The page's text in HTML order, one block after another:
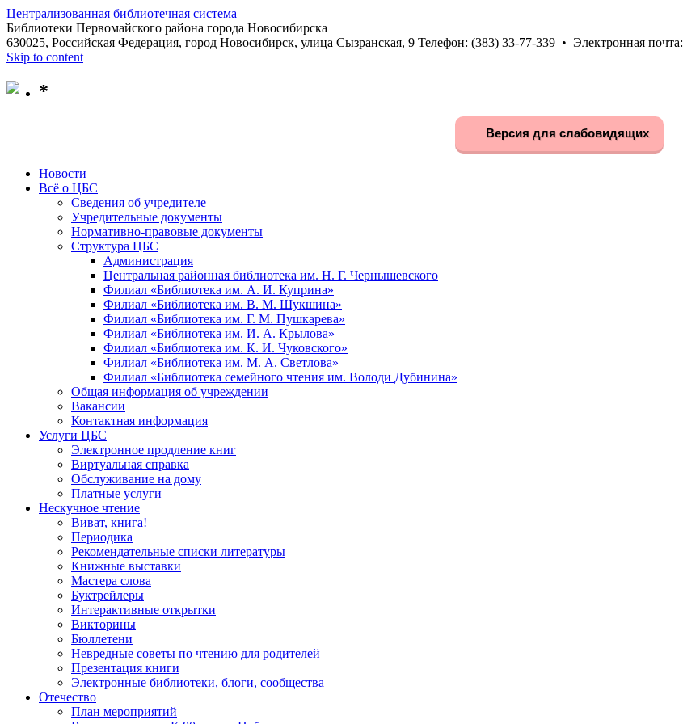
Централизованная библиотечная система
Библиотеки Первомайского района города Новосибирска
630025, Российская Федерация, город Новосибирск, улица Сызранская, 9 Телефон: (383) 33-77-339 • Электронная почта:
Skip to content
*
Версия для слабовидящих
Новости
Всё о ЦБС
Сведения об учредителе
Учредительные документы
Нормативно-правовые документы
Структура ЦБС
Администрация
Центральная районная библиотека им. Н. Г. Чернышевского
Филиал «Библиотека им. А. И. Куприна»
Филиал «Библиотека им. В. М. Шукшина»
Филиал «Библиотека им. Г. М. Пушкарева»
Филиал «Библиотека им. И. А. Крылова»
Филиал «Библиотека им. К. И. Чуковского»
Филиал «Библиотека им. М. А. Светлова»
Филиал «Библиотека семейного чтения им. Володи Дубинина»
Общая информация об учреждении
Вакансии
Контактная информация
Услуги ЦБС
Электронное продление книг
Виртуальная справка
Обслуживание на дому
Платные услуги
Нескучное чтение
Виват, книга!
Периодика
Рекомендательные списки литературы
Книжные выставки
Мастера слова
Буктрейлеры
Интерактивные открытки
Викторины
Бюллетени
Невредные советы по чтению для родителей
Презентация книги
Электронные библиотеки, блоги, сообщества
Отечество
План мероприятий